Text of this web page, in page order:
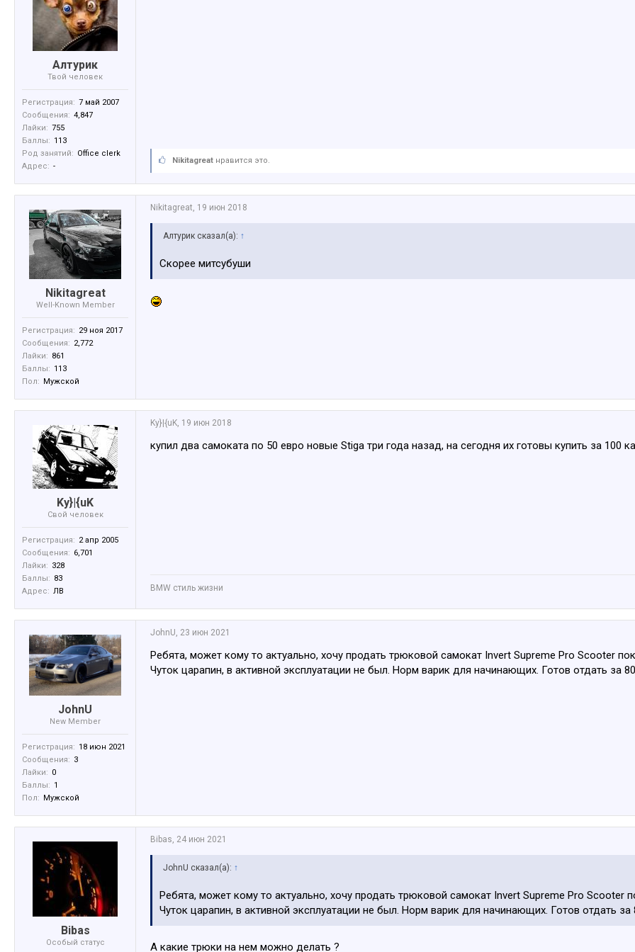
Алтурик
Твой человек
Регистрация: 7 май 2007
Сообщения: 4,847
Лайки: 755
Баллы: 113
Род занятий: Office clerk
Адрес: -
Nikitagreat нравится это.
Nikitagreat
Well-Known Member
Регистрация: 29 ноя 2017
Сообщения: 2,772
Лайки: 861
Баллы: 113
Пол: Мужской
Nikitagreat, 19 июн 2018
Алтурик сказал(а): ↑
Скорее митсубуши
Ky}|{uK
Свой человек
Регистрация: 2 апр 2005
Сообщения: 6,701
Лайки: 328
Баллы: 83
Адрес: ЛВ
Ky}|{uK 19 июн 2018
купил два самоката по 50 евро новые Stiga три года назад, на сегодня их готовы купить за 100
BMW стиль жизни
JohnU
New Member
Регистрация: 18 июн 2021
Сообщения: 3
Лайки: 0
Баллы: 1
Пол:
Мужской
JohnU 23 июн 2021
Ребята, может кому то актуально, хочу продать трюковой самокат Invert Supreme Pro Scooter
Чуток царапин, в активной эксплуатации не был. Норм варик для начинающих. Готов отдать за
Bibas
Особый статус
Bibas, 24 июн 2021
JohnU сказал(а): ↑
Ребята, может кому то актуально, хочу продать трюковой самокат Invert Supreme Pro Scooter
Чуток царапин, в активной эксплуатации не был. Норм варик для начинающих. Готов отдать за
А какие трюки на нем можно делать ?